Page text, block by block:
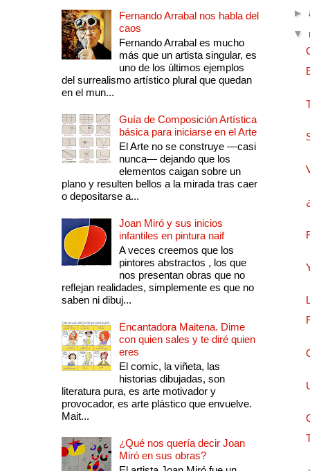
Fernando Arrabal nos habla del
caos
Fernando Arrabal es mucho
más que un artista singular, es
uno de los últimos ejemplos
del surrealismo artístico plural que quedan
en el mun...
Guía de Composición Artística
básica para iniciarse en el Arte
El Arte no se construye —casi
nunca— dejando que los
elementos caigan sobre un
plano y resulten bellos a la mirada tras caer
o depositarse a...
Joan Miró y sus inicios
infantiles en pintura naif
A veces creemos que los
pintores abstractos , los que
nos presentan obras que no
reflejan realidades, simplemente es que no
saben ni dibuj...
Encantadora Maitena. Dime
con quien sales y te diré quien
eres
El comic, la viñeta, las
historias dibujadas, son
literatura pura, es arte motivador y
provocador, es arte plástico que envuelve.
Mait...
¿Qué nos quería decir Joan
Miró en sus obras?
►
▼